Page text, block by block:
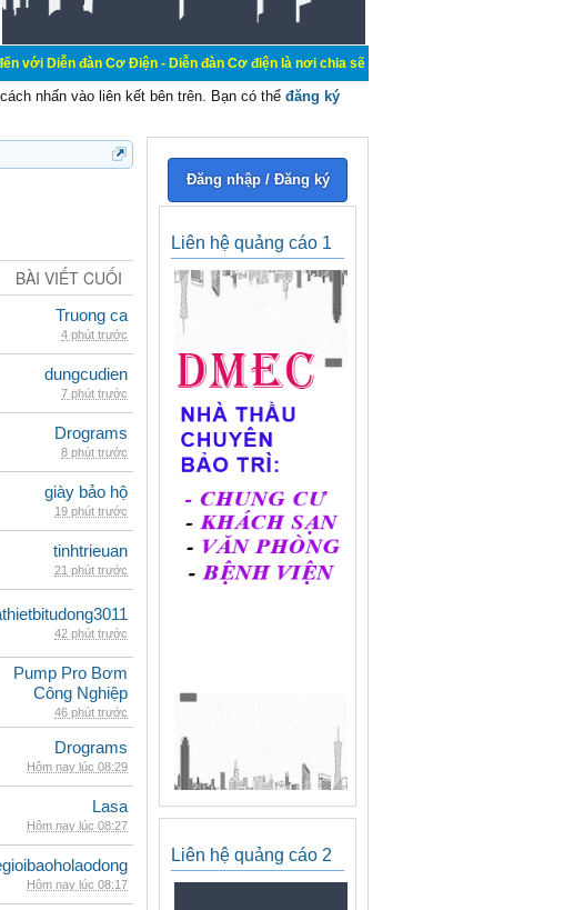
Cơ Điện - Diễn đàn Cơ điện là nơi chia sẽ kiến thức kinh nghiệm trong lãnh vực cơ
nhấn vào liên kết bên trên. Bạn có thể đăng ký
BÀI VIẾT CUỐI
Truong ca
4 phút trước
dungcudien
7 phút trước
Drograms
8 phút trước
giày bảo hộ
19 phút trước
tinhtrieuan
21 phút trước
42 phút trước
Pump Pro Bơm
Công Nghiệp
46 phút trước
Drograms
Hôm nay lúc 08:29
Lasa
Hôm nay lúc 08:27
Hôm nay lúc 08:17
Đăng nhập / Đăng ký
Liên hệ quảng cáo 1
Liên hệ quảng cáo 2